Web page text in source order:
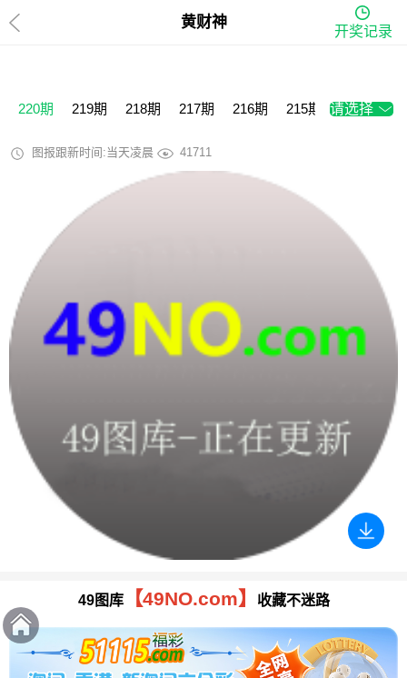
黄财神
开奖记录
220期 219期 218期 217期 216期 215期 214期
请选择
图报跟新时间:当天凌晨 41711
49图库【49NO.com】 收藏不迷路